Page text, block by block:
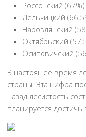
Россонский (67%)
Лельчицкий
Наровлянский
Октябрьский
Осиповичский
В настоящее время
страны. Эта цифра
назад лесистость
планируется достичь